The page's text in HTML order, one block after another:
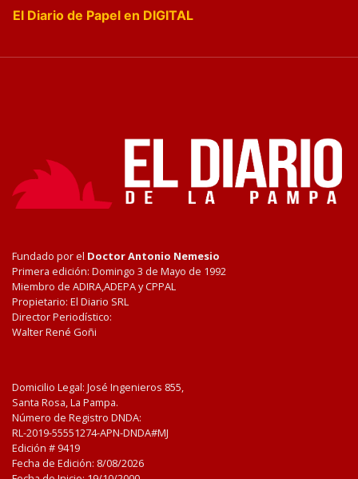
El Diario de Papel en DIGITAL
Fundado por el Doctor Antonio Nemesio
Primera edición: Domingo 3 de Mayo de 1992
Miembro de ADIRA,ADEPA y CPPAL
Propietario: El Diario SRL
Director Periodístico:
Walter René Goñi
Domicilio Legal: José Ingenieros 855,
Santa Rosa, La Pampa.
Número de Registro DNDA:
RL-2019-55551274-APN-DNDA#MJ
Edición # 9419
Fecha de Edición: 8/08/2026